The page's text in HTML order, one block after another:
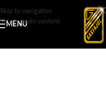
Skip to navigation
Skip to main content
MENU